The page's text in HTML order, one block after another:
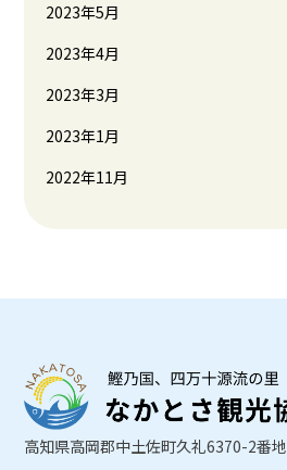
2023年5月
2023年4月
2023年3月
2023年1月
2022年11月
高知県高岡郡中土佐町久礼6370-2番地